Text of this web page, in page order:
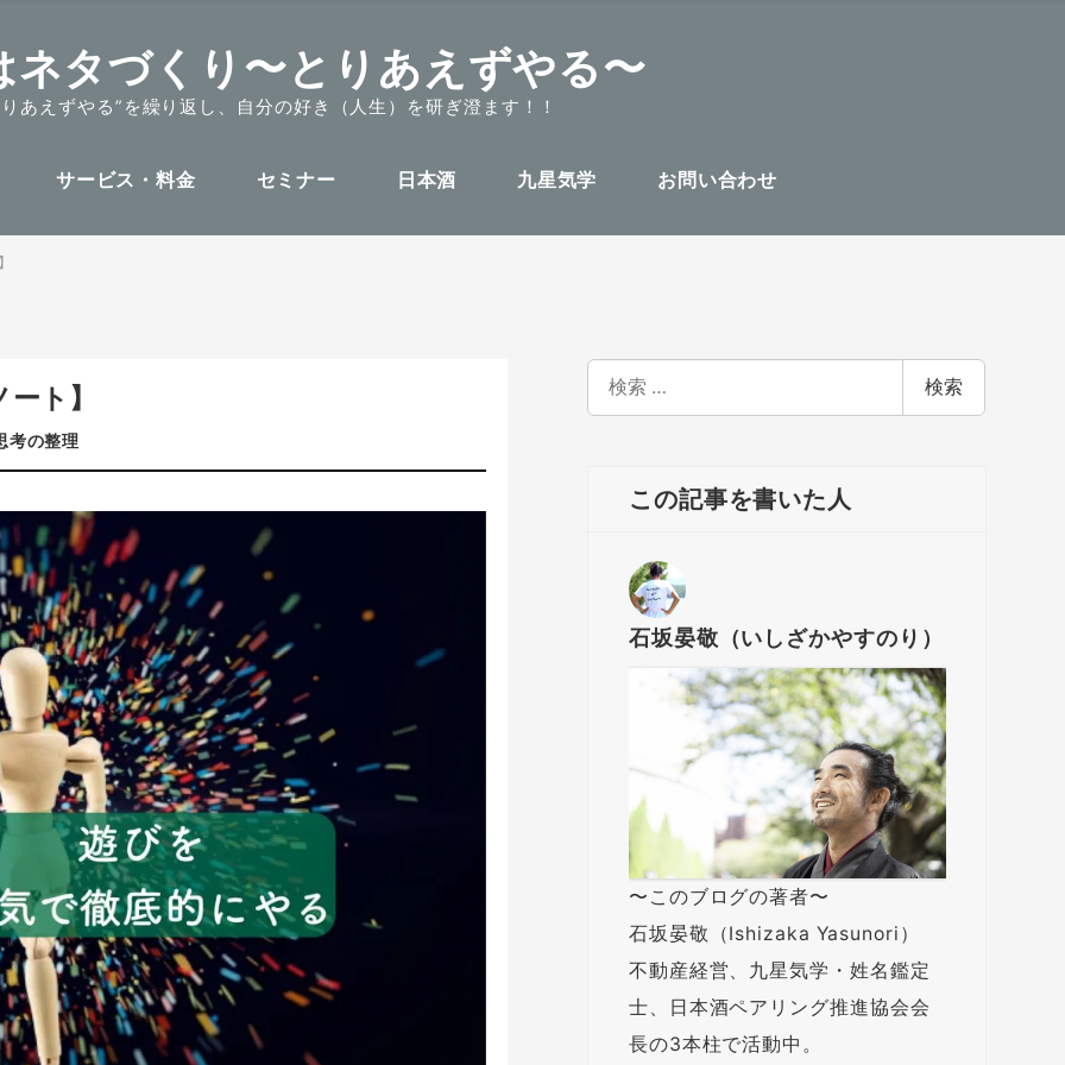
ネタづくり〜とりあえずやる〜
あえずやる”を繰り返し、自分の好き（人生）を研ぎ澄ます！！
サービス・料金 セミナー 日本酒 九星気学 お問い合わせ
ト】
考の整理
索
検索
この記事を書いた人
石坂晏敬（いしざかやすのり）
〜このブログの著者〜
石坂晏敬（Ishizaka Yasunori）
不動産経営、九星気学・姓名鑑定
士、日本酒ペアリング推進協会会
長の3本柱で活動中。